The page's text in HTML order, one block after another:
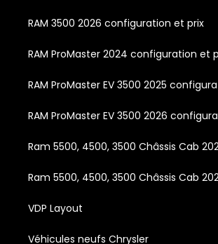
RAM 3500 2026 configuration et prix
RAM ProMaster 2024 configuration et
RAM ProMaster EV 3500 2025
RAM ProMaster EV 3500 2026
Ram 5500, 4500, 3500 Châssis Cab
Ram 5500, 4500, 3500 Châssis Cab
VDP Layout
Véhicules neufs Chrysler